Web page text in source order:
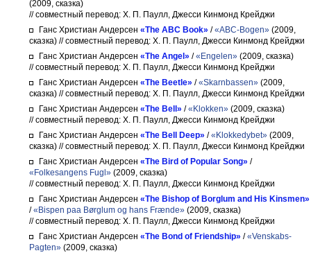
(2009, сказка)
// совместный перевод: Х. П. Паулл, Джесси Кинмонд Крейджи
Ганс Христиан Андерсен «The ABC Book» /«ABC-Bogen» (2009,
сказка) // совместный перевод: Х. П. Паулл, Джесси Кинмонд Крейджи
Ганс Христиан Андерсен «The Angel» /«Engelen» (2009, сказка)
// совместный перевод: Х. П. Паулл, Джесси Кинмонд Крейджи
Ганс Христиан Андерсен «The Beetle» /«Skarnbassen» (2009,
сказка) // совместный перевод: Х. П. Паулл, Джесси Кинмонд Крейджи
Ганс Христиан Андерсен «The Bell» /«Klokken» (2009, сказка)
// совместный перевод: Х. П. Паулл, Джесси Кинмонд Крейджи
Ганс Христиан Андерсен «The Bell Deep» /«Klokkedybet» (2009,
сказка) // совместный перевод: Х. П. Паулл, Джесси Кинмонд Крейджи
Ганс Христиан Андерсен «The Bird of Popular Song» /
«Folkesangens Fugl» (2009, сказка)
// совместный перевод: Х. П. Паулл, Джесси Кинмонд Крейджи
Ганс Христиан Андерсен «The Bishop of Borglum and His Kinsmen»
/«Bispen paa Børglum og hans Frænde» (2009, сказка)
// совместный перевод: Х. П. Паулл, Джесси Кинмонд Крейджи
Ганс Христиан Андерсен «The Bond of Friendship» /«Venskabs-
Pagten» (2009, сказка)